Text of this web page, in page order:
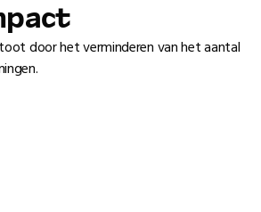
door het verminderen van het aantal